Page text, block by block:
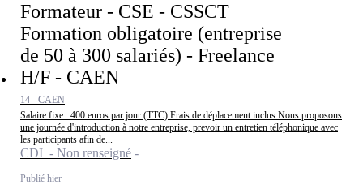
Formateur - CSE - CSSCT
Formation obligatoire (entreprise
de 50 à 300 salariés) - Freelance
H/F - CAEN
14 - CAEN
Salaire fixe : 400 euros par jour (TTC) Frais de déplacement inclus Nous proposons
une journée d'introduction à notre entreprise, prevoir un entretien téléphonique avec
les participants afin de...
CDI - Non renseigné
Publié hier